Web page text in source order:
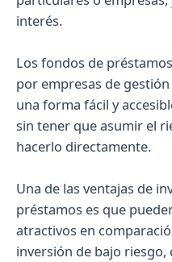
interés.
Los fondos de
por empresas de
una forma fácil y
sin tener que asumir el
hacerlo directamente.
Una de las ventajas de
préstamos es que
atractivos en
inversión de bajo